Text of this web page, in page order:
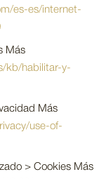
es-es/internet-
Más
kb/habilitar-y-
Más
use-of-
> Cookies Más